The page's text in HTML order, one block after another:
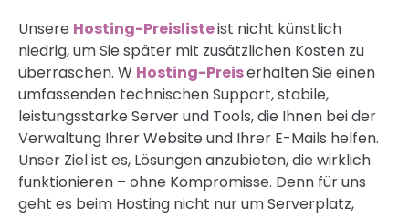
Unsere Hosting-Preislisteist nicht künstlich
niedrig, um Sie später mit zusätzlichen Kosten zu
überraschen. W Hosting-Preiserhalten Sie einen
umfassenden technischen Support, stabile,
leistungsstarke Server und Tools, die Ihnen bei der
Verwaltung Ihrer Website und Ihrer E-Mails helfen.
Unser Ziel ist es, Lösungen anzubieten, die wirklich
funktionieren – ohne Kompromisse. Denn für uns
geht es beim Hosting nicht nur um Serverplatz,